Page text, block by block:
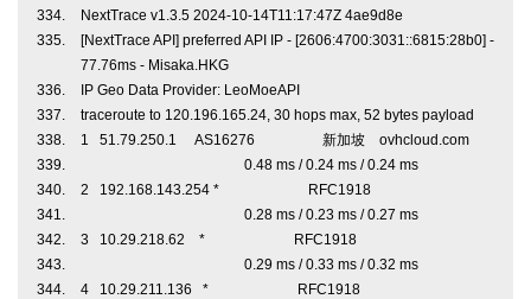
NextTrace v1.3.5 2024-10-14T11:17:47Z 4ae9d8e
[NextTrace API] preferred API IP - [2606:4700:3031::6815:28b0] -
77.76ms - Misaka.HKG
IP Geo Data Provider: LeoMoeAPI
traceroute to 120.196.165.24, 30 hops max, 52 bytes payload
1 51.79.250.1 AS16276 新加坡 ovhcloud.com
0.48 ms / 0.24 ms / 0.24 ms
2 192.168.143.254 * RFC1918
0.28 ms / 0.23 ms / 0.27 ms
3 10.29.218.62 * RFC1918
0.29 ms / 0.33 ms / 0.32 ms
4 10.29.211.136 * RFC1918